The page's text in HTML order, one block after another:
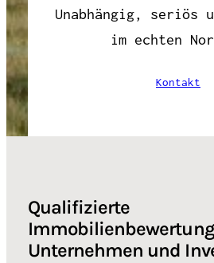
Unabhängig, seriös
im echten
Kontakt
Qualifizierte
Unternehmen und